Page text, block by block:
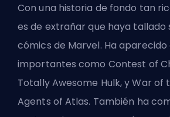
Con una historia de fondo tan
es de extrañar que haya tallado
cómics de Marvel. Ha
importantes como Contest of
Totally Awesome Hulk, y War of
Agents of Atlas. También ha